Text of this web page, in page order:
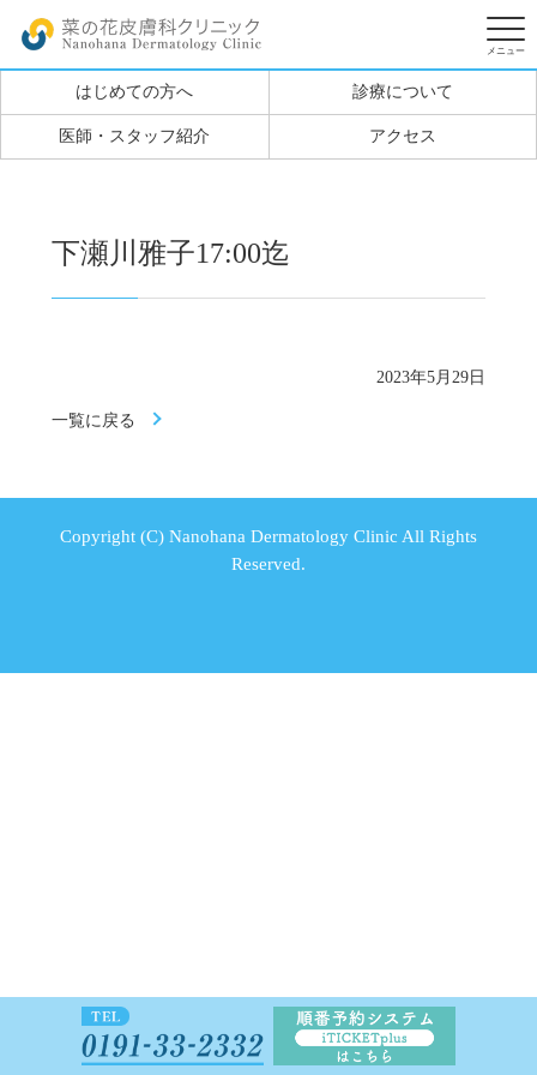
はじめての方へ 診療について
医師・スタッフ紹介 アクセス
下瀬川雅子17:00迄
2023年5月29日
一覧に戻る
Copyright (C) Nanohana Dermatology Clinic All Rights
Reserved.